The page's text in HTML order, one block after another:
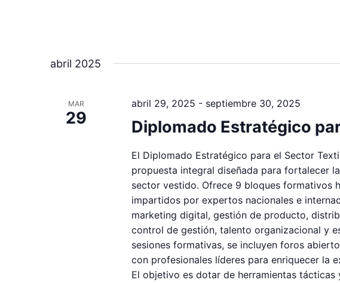
abril 2025
MAR
29
abril 29, 2025 - septiembre 30, 2025
Diplomado Estratégico
El Diplomado Estratégico para el Sector
propuesta integral diseñada para fortalecer
sector vestido. Ofrece 9 bloques formativos
impartidos por expertos nacionales e
marketing digital, gestión de producto,
control de gestión, talento organizacional y
sesiones formativas, se incluyen foros
con profesionales líderes para enriquecer la
El objetivo es dotar de herramientas tácticas